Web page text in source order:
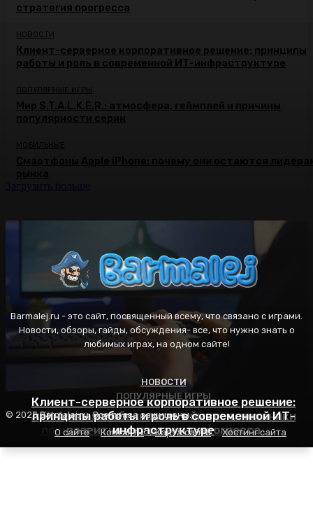
ПОПУЛЯРНЫЕ ИГРЫ
Пасьянс Косынка: правила игры, секреты
популярности и советы для начинающих
ПОПУЛЯРНЫЕ ИГРЫ
AFK Arena: особенности геймплея, механики
развития и стратегия прогресса
НОВОСТИ
Клиент-серверное корпоративное решение:
принципы работы и роль в современной ИТ-
инфраструктуре
стратегия прогресса
НОВОСТИ
Клиент-серверное корпоративное решение: принципы
работы и роль в современной ИТ-инфраструктуре
ПОПУЛЯРНЫЕ ИГРЫ
Мир S.T.A.L.K.E.R.: атмосфера, геймплей и причины
популярности серии
Barmalej.ru - это сайт, посвященный всему, что связано с играми.
Новости, обзоры, гайды, обсуждения- все, что нужно знать о
любимых играх, на одном сайте!
© 2025 Barmalej.ru. Все права защищены.
О сайте
Контакты Карта сайта Хостинг сайта